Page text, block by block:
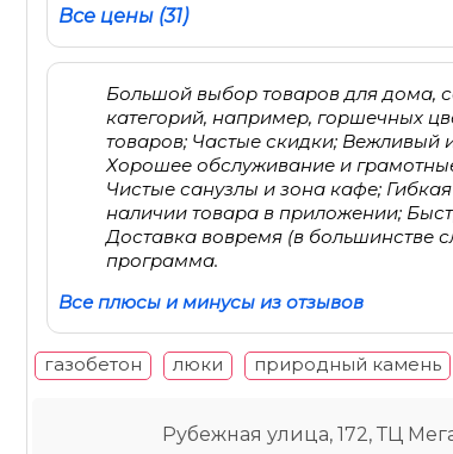
Все цены (31)
Большой выбор товаров для дома,
категорий, например, горшечных
товаров; Частые скидки;
Хорошее обслуживание и
Чистые санузлы и зона кафе;
наличии товара в приложении;
Доставка вовремя (в большинстве
программа.
Все плюсы и минусы из отзывов
газобетон люки природный камень
Рубежная улица, 172, ТЦ